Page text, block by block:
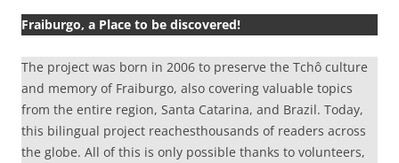
Fraiburgo, a Place to be discovered!
The project was born in 2006 to preserve the Tchô culture
and memory of Fraiburgo, also covering valuable topics
from the entire region, Santa Catarina, and Brazil. Today,
this bilingual project reachesthousands of readers across
the globe. All of this is only possible thanks to volunteers,